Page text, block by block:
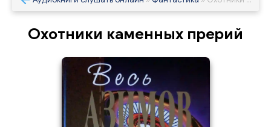
Охотники каменных прерий